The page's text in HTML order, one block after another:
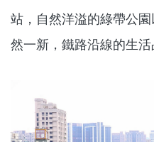
站，自然洋溢的綠帶公
然一新，鐵路沿線的生活